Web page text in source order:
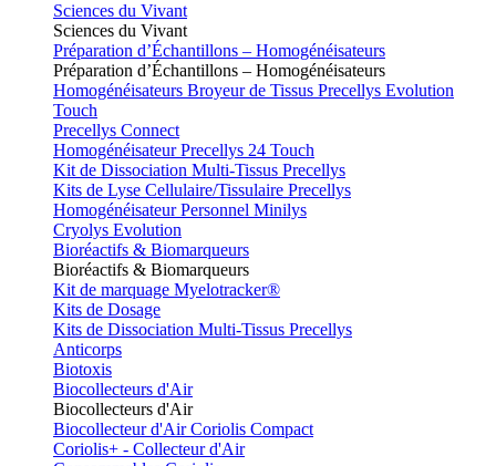
Sciences du Vivant
Sciences du Vivant
Préparation d’Échantillons – Homogénéisateurs
Préparation d’Échantillons – Homogénéisateurs
Homogénéisateurs Broyeur de Tissus Precellys Evolution
Touch
Precellys Connect
Homogénéisateur Precellys 24 Touch
Kit de Dissociation Multi-Tissus Precellys
Kits de Lyse Cellulaire/Tissulaire Precellys
Homogénéisateur Personnel Minilys
Cryolys Evolution
Bioréactifs & Biomarqueurs
Bioréactifs & Biomarqueurs
Kit de marquage Myelotracker®
Kits de Dosage
Kits de Dissociation Multi-Tissus Precellys
Anticorps
Biotoxis
Biocollecteurs d'Air
Biocollecteurs d'Air
Biocollecteur d'Air Coriolis Compact
Coriolis+ - Collecteur d'Air